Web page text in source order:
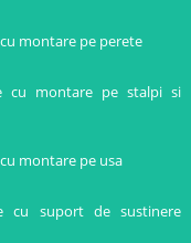
montare pe perete
cu montare pe stalpi si
montare pe usa
cu suport de sustinere